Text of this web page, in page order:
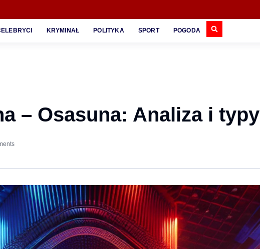
KRYMINAŁ POLITYKA SPORT POGODA
– Osasuna: Analiza i typy